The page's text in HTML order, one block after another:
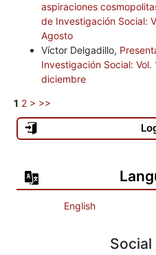
aspiraciones
de Investigación Social:
Agosto
Víctor Delgadillo,
Investigación Social:
diciembre
1 2 > >>
English
Social